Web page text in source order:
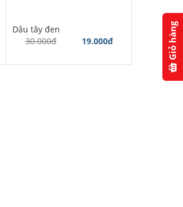
Dâu tây đen
30.000đ
19.000đ Giỏ hàng